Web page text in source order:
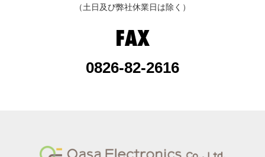
（土日及び弊社休業日は除く）
0826-82-2616